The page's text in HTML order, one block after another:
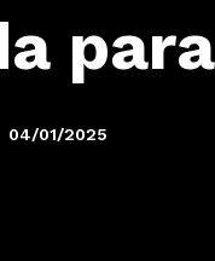
04/01/2025